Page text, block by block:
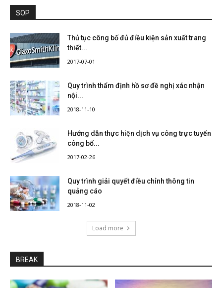
SOP
Thủ tục công bố đủ điều kiện sản xuất trang
thiết...
2017-07-01
Quy trình thẩm định hồ sơ đề nghị xác nhận
nội...
2018-11-10
Hướng dẫn thực hiện dịch vụ công trực tuyến
công bố...
2017-02-26
Quy trình giải quyết điều chỉnh thông tin
quảng cáo
2018-11-02
Load more
BREAK